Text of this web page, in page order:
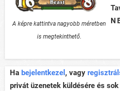
A képre kattintva nagyobb méretben
is megtekinthető.
Ha bejelentkezel , vagy
privát üzenetek küldésére és